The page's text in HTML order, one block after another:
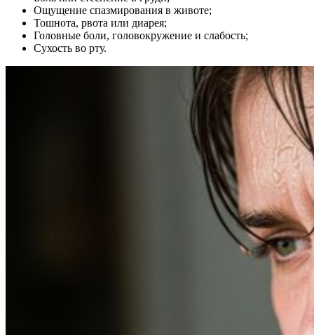
Ощущение спазмирования в животе;
Тошнота, рвота или диарея;
Головные боли, головокружение и слабость;
Сухость во рту.